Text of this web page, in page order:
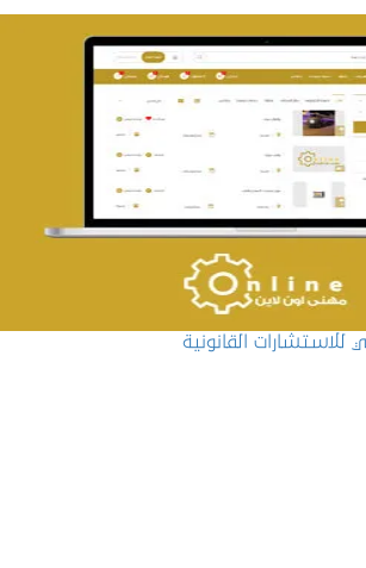
تصميم حراج مهنى
التفاصيل